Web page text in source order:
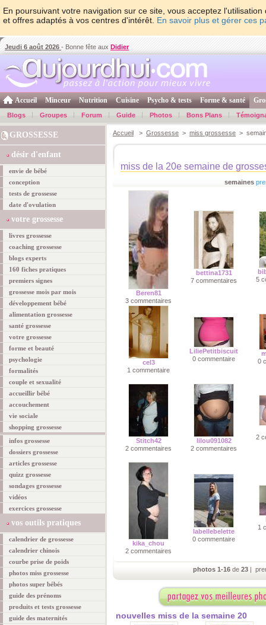
En poursuivant votre navigation sur ce site, vous acceptez
et offres adaptés à vos centres d'intérêt. En savoir plus et gérer ces
Jeudi 6 août 2026 - Bonne fête aux Didier
Accueil Minceur Nutrition Cuisine Psycho & tests Forme & santé
Blogs Groupes Forum Guide Photos Bons Plans
GROSSESSE
désir d'enfant
envie de bébé
conception
tests de grossesse
date d'ovulation
votre grossesse
livres grossesse
coaching grossesse
blogs experts
160 fiches pratiques
premiers signes
grossesse mois par mois
développement bébé
alimentation grossesse
santé grossesse
votre grossesse
forme et beauté
psychologie
formalités
couple et sexualité
accueillir bébé
accouchement
vie sociale
shopping grossesse
infos grossesse
dossiers grossesse
articles grossesse
quizz grossesse
sondages grossesse
vidéos
exercices grossesse
vos outils pratiques
calendrier de grossesse
calendrier chinois
courbe prise de poids
photos miss grossesse
photos super bébés
guide des prénoms
produits et tests grossesse
guide des maternités
Accueil > Grossesse > miss grossesse >
miss de la 20e semaine de
semaines
Beren81
3 commentaires
bettina1731
7 commentaires
5
cel3
1 commentaire
LiliePetitbiscuit
0 commentaire
0
Stitch42
2 commentaires
lilou091082
2 commentaires
2
kika_chou
2 commentaires
labellebelette
0 commentaire
1
photos 1-16 de 23 |
nouvelles miss de la semaine 20